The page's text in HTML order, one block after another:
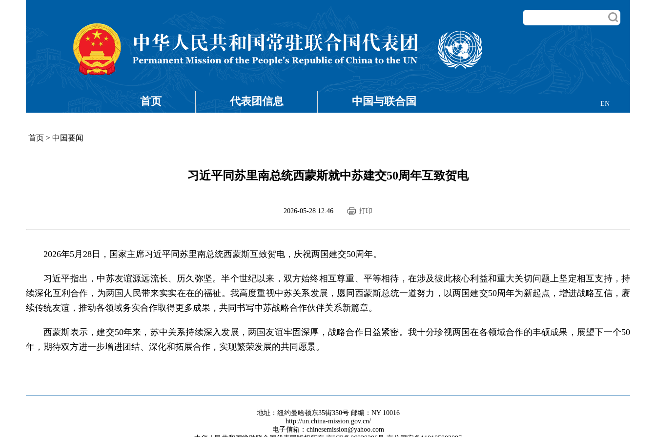
EN
首页 代表团信息 中国与联合国
首页 > 中国要闻
习近平同苏里南总统西蒙斯就中苏建交50周年互致贺电
2026-05-28 12:46 打印
2026年5月28日，国家主席习近平同苏里南总统西蒙斯互致贺电，庆祝两国建交50周年。
习近平指出，中苏友谊源远流长、历久弥坚。半个世纪以来，双方始终相互尊重、平等相待，在涉及彼此核心利益和重大关切问题上坚定相互支持，持
续深化互利合作，为两国人民带来实实在在的福祉。我高度重视中苏关系发展，愿同西蒙斯总统一道努力，以两国建交50周年为新起点，增进战略互信，赓
续传统友谊，推动各领域务实合作取得更多成果，共同书写中苏战略合作伙伴关系新篇章。
西蒙斯表示，建交50年来，苏中关系持续深入发展，两国友谊牢固深厚，战略合作日益紧密。我十分珍视两国在各领域合作的丰硕成果，展望下一个50
年，期待双方进一步增进团结、深化和拓展合作，实现繁荣发展的共同愿景。
地址：纽约曼哈顿东35街350号 邮编：NY 10016
http://un.china-mission.gov.cn/
电子信箱：chinesemission@yahoo.com